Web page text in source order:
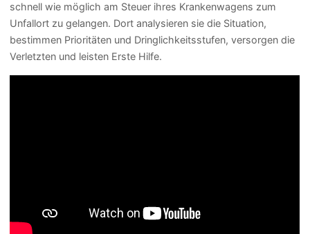
schnell wie möglich am Steuer ihres Krankenwagens zum
Unfallort zu gelangen. Dort analysieren sie die Situation,
bestimmen Prioritäten und Dringlichkeitsstufen, versorgen die
Verletzten und leisten Erste Hilfe.